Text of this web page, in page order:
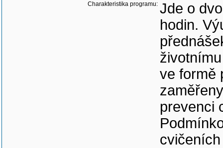
Charakteristika programu: Jde o
hodin.
ve formě
prevenci